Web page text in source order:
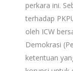
perkara ini.
terhadap
oleh ICW
Demokrasi
ketentuan